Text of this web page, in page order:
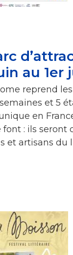
au 1er
reprend
et 5
en
: ils seront
et artisans du